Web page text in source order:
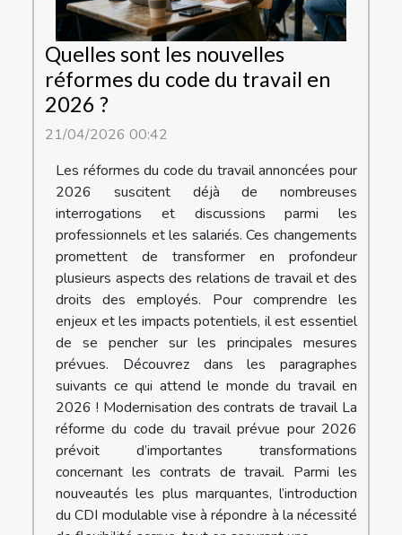
Quelles sont les nouvelles
réformes du code du travail en
2026 ?
21/04/2026 00:42
Les réformes du code du travail annoncées pour
2026 suscitent déjà de nombreuses
interrogations et discussions parmi les
professionnels et les salariés. Ces changements
promettent de transformer en profondeur
plusieurs aspects des relations de travail et des
droits des employés. Pour comprendre les
enjeux et les impacts potentiels, il est essentiel
de se pencher sur les principales mesures
prévues. Découvrez dans les paragraphes
suivants ce qui attend le monde du travail en
2026 ! Modernisation des contrats de travail La
réforme du code du travail prévue pour 2026
prévoit d’importantes transformations
concernant les contrats de travail. Parmi les
nouveautés les plus marquantes, l’introduction
du CDI modulable vise à répondre à la nécessité